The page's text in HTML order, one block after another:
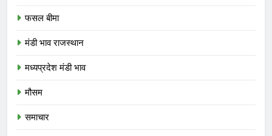
फसल बीमा
मंडी भाव राजस्थान
मध्यप्रदेश मंडी भाव
मौसम
समाचार